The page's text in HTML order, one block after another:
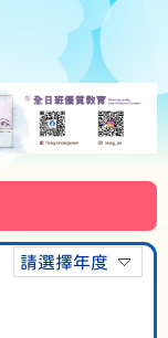
請選擇年度